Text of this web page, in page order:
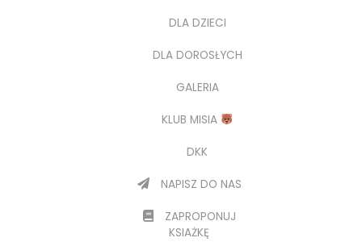
DLA DZIECI
DLA DOROSŁYCH
GALERIA
KLUB MISIA
DKK
NAPISZ DO NAS
ZAPROPONUJ
KSIAŻKĘ